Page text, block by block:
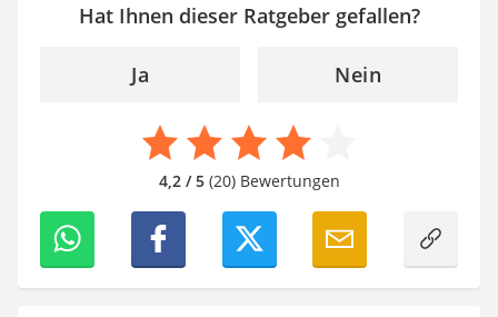
Hat Ihnen dieser Ratgeber gefallen?
Ja Nein
4,2 / 5(20) Bewertungen